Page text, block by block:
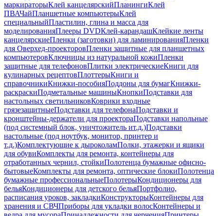
маркираторыКлей канцелярскийПланингиКлей
ПВАЧайПланшетные компьютерыКлей
специальныйПластилин, глина и масса для
моделированияПлееры DVDКлей-карандашКлейкие ленты
канцелярскиеПленки (заготовки) для ламинированияПленки
для Оверхед-проекторовПленки защитные для планшетных
компьютеровКлючницы из натуральной кожиПленки
защитные для телефоновПлитки электрическиеКниги для
кулинарных рецептовПлоттерыКниги и
справочникиКнижки-пособияПоддоны для бумагКнижки-
раскраскиПодметальные машиныКнопкиПодставки для
настольных светильниковКоврики входные
грязезащитныеПодставки для телефонаПодставки и
кронштейны-держатели для проектораПодставки напольные
(под системный блок, уничтожитель ит.д.)Подставки
настольные (под ноутбук, монитор, принтер и
т.д.)Комплектующие к дыроколамПолки, этажерки и ящики
для обувиКомплекты для ремонта, контейнеры для
отработанных чернил, стойкиПолотенца бумажные офисно-
бытовыеКомплекты для ремонта, оптические блокиПолотенца
бумажные профессиональныеПолотерыКондиционеры для
бельяКондиционеры для детского бельяПортфолио,
расписания уроков, закладкиКонструкторыКонтейнеры для
хранения и СВЧПриборы для укладки волосКонтейнеры и